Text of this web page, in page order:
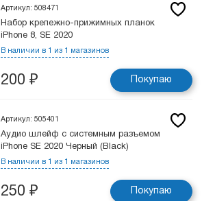
Артикул: 508471
Набор крепежно-прижимных планок
iPhone 8, SE 2020
В наличии в 1 из 1 магазинов
200 ₽ Покупаю
Артикул: 505401
Аудио шлейф с системным разъемом
iPhone SE 2020 Черный (Black)
В наличии в 1 из 1 магазинов
250 ₽ Покупаю